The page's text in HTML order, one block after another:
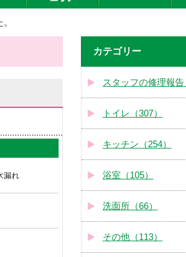
漏れ
カテゴリー
スタッフの修理報告
トイレ（307）
キッチン（254）
浴室（105）
洗面所（66）
その他（113）